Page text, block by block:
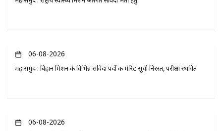
06-08-2026
महासमुंद : बिहान मिशन के विभिन्न संविदा पदों की मेरिट सूची निरस्त, परीक्षा स्थगित
06-08-2026